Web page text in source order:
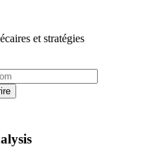
et stratégies